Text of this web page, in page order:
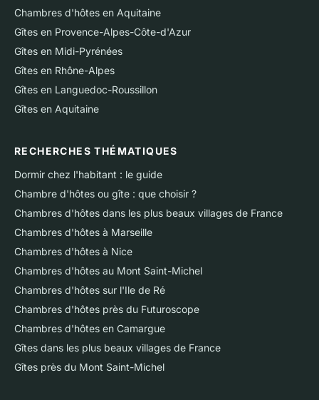
Chambres d'hôtes en Aquitaine
Gîtes en Provence-Alpes-Côte-d'Azur
Gîtes en Midi-Pyrénées
Gîtes en Rhône-Alpes
Gîtes en Languedoc-Roussillon
Gîtes en Aquitaine
RECHERCHES THÉMATIQUES
Dormir chez l'habitant : le guide
Chambre d'hôtes ou gîte : que choisir ?
Chambres d'hôtes dans les plus beaux villages de France
Chambres d'hôtes à Marseille
Chambres d'hôtes à Nice
Chambres d'hôtes au Mont Saint-Michel
Chambres d'hôtes sur l'Ile de Ré
Chambres d'hôtes près du Futuroscope
Chambres d'hôtes en Camargue
Gîtes dans les plus beaux villages de France
Gîtes près du Mont Saint-Michel